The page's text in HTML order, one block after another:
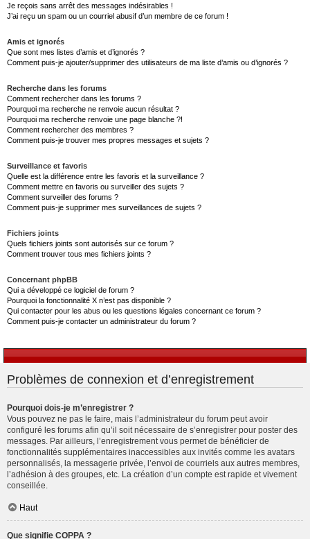
Je reçois sans arrêt des messages indésirables !
J’ai reçu un spam ou un courriel abusif d’un membre de ce forum !
Amis et ignorés
Que sont mes listes d’amis et d’ignorés ?
Comment puis-je ajouter/supprimer des utilisateurs de ma liste d’amis ou d’ignorés ?
Recherche dans les forums
Comment rechercher dans les forums ?
Pourquoi ma recherche ne renvoie aucun résultat ?
Pourquoi ma recherche renvoie une page blanche ?!
Comment rechercher des membres ?
Comment puis-je trouver mes propres messages et sujets ?
Surveillance et favoris
Quelle est la différence entre les favoris et la surveillance ?
Comment mettre en favoris ou surveiller des sujets ?
Comment surveiller des forums ?
Comment puis-je supprimer mes surveillances de sujets ?
Fichiers joints
Quels fichiers joints sont autorisés sur ce forum ?
Comment trouver tous mes fichiers joints ?
Concernant phpBB
Qui a développé ce logiciel de forum ?
Pourquoi la fonctionnalité X n’est pas disponible ?
Qui contacter pour les abus ou les questions légales concernant ce forum ?
Comment puis-je contacter un administrateur du forum ?
Problèmes de connexion et d’enregistrement
Pourquoi dois-je m’enregistrer ?
Vous pouvez ne pas le faire, mais l’administrateur du forum peut avoir
configuré les forums afin qu’il soit nécessaire de s’enregistrer pour poster des
messages. Par ailleurs, l’enregistrement vous permet de bénéficier de
fonctionnalités supplémentaires inaccessibles aux invités comme les avatars
personnalisés, la messagerie privée, l’envoi de courriels aux autres membres,
l’adhésion à des groupes, etc. La création d’un compte est rapide et vivement
conseillée.
Haut
Que signifie COPPA ?